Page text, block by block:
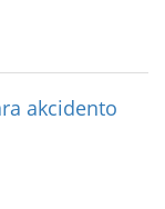
akcidento